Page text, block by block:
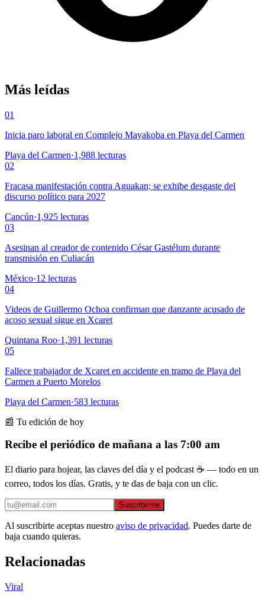
Más leídas
01
Inicia paro laboral en Complejo Mayakoba en Playa del Carmen
Playa del Carmen·1,988 lecturas
02
Fracasa manifestación contra Aguakan; se exhibe desgaste del
discurso político para 2027
Cancún·1,925 lecturas
03
Asesinan al creador de contenido César Gastélum durante
transmisión en Culiacán
México·12 lecturas
04
Videos de Guillermo Ochoa confirman que danzante acusado de
acoso sexual sigue en Xcaret
Quintana Roo·1,391 lecturas
05
Fallece trabajador de Xcaret en accidente en tramo de Playa del
Carmen a Puerto Morelos
Playa del Carmen·583 lecturas
📰 Tu edición de hoy
Recibe el periódico de mañana a las 7:00 am
El diario para hojear, las claves del día y el podcast ☕ — todo en un
correo, todos los días. Gratis, y te das de baja con un clic.
Suscribirme
Al suscribirte aceptas nuestro aviso de privacidad. Puedes darte de
baja cuando quieras.
Relacionadas
Viral